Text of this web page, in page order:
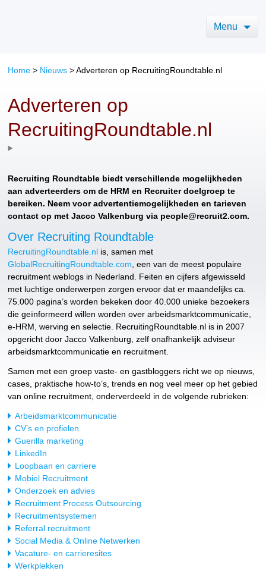
Menu
Home > Nieuws >Adverteren op RecruitingRoundtable.nl
Adverteren op
RecruitingRoundtable.nl
Recruiting Roundtable biedt verschillende mogelijkheden
aan adverteerders om de HRM en Recruiter doelgroep te
bereiken. Neem voor advertentiemogelijkheden en tarieven
contact op met Jacco Valkenburg via people@recruit2.com.
Over Recruiting Roundtable
RecruitingRoundtable.nl is, samen met
GlobalRecruitingRoundtable.com , een van de meest populaire
recruitment weblogs in Nederland. Feiten en cijfers afgewisseld
met luchtige onderwerpen zorgen ervoor dat er maandelijks ca.
75.000 pagina’s worden bekeken door 40.000 unieke bezoekers
die geïnformeerd willen worden over arbeidsmarktcommunicatie,
e-HRM, werving en selectie. RecruitingRoundtable.nl is in 2007
opgericht door Jacco Valkenburg, zelf onafhankelijk adviseur
arbeidsmarktcommunicatie en recruitment.
Samen met een groep vaste- en gastbloggers richt we op nieuws,
cases, praktische how-to’s, trends en nog veel meer op het gebied
van online recruitment, onderverdeeld in de volgende rubrieken:
Arbeidsmarktcommunicatie
CV’s en profielen
Guerilla marketing
LinkedIn
Loopbaan en carriere
Mobiel Recruitment
Onderzoek en advies
Recruitment Process Outsourcing
Recruitmentsystemen
Referral recruitment
Social Media & Online Netwerken
Vacature- en carrieresites
Werkplekken